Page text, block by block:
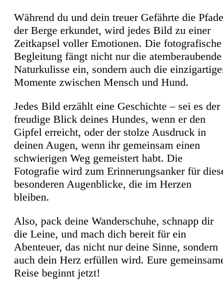
Während du und dein treuer Gefährte die Pfade
der Berge erkundet, wird jedes Bild zu einer
Zeitkapsel voller Emotionen. Die fotografische
Begleitung fängt nicht nur die atemberaubende
Naturkulisse ein, sondern auch die
Momente zwischen Mensch und Hund.
Jedes Bild erzählt eine Geschichte – sei es der
freudige Blick deines Hundes, wenn er den
Gipfel erreicht, oder der stolze Ausdruck in
deinen Augen, wenn ihr gemeinsam einen
schwierigen Weg gemeistert habt. Die
Fotografie wird zum Erinnerungsanker für
besonderen Augenblicke, die im Herzen
bleiben.
Also, pack deine Wanderschuhe, schnapp dir
die Leine, und mach dich bereit für ein
Abenteuer, das nicht nur deine Sinne, sondern
auch dein Herz erfüllen wird. Eure
Reise beginnt jetzt!